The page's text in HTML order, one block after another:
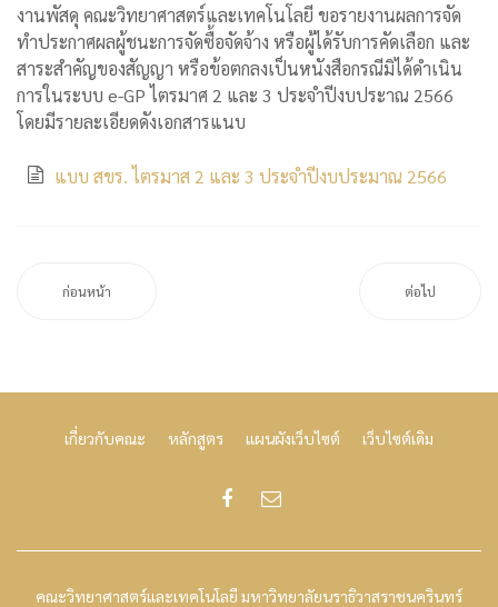
งานพัสดุ คณะวิทยาศาสตร์และเทคโนโลยี ขอรายงานผลการจัด
ทำประกาศผลผู้ชนะการจัดซื้อจัดจ้าง หรือผู้ได้รับการคัดเลือก และ
สาระสำคัญของสัญญา หรือข้อตกลงเป็นหนังสือกรณีมิได้ดำเนิน
การในระบบ e-GP ไตรมาศ 2 และ 3 ประจำปีงบประาณ 2566
โดยมีรายละเอียดดังเอกสารแนบ
แบบ สขร. ไตรมาส 2 และ 3 ประจำปีงบประมาณ 2566
ก่อนหน้า ต่อไป
เกี่ยวกับคณะ หลักสูตร แผนผังเว็บไซต์ เว็บไซต์เดิม
คณะวิทยาศาสตร์และเทคโนโลยี มหาวิทยาลัยนราธิวาสราชนครินทร์